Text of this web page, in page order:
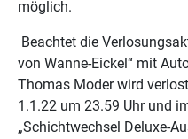
möglich.
Beachtet die
von Wanne-Eickel“ mit
Thomas Moder wird
1.1.22 um 23.59 Uhr und
„Schichtwechsel Deluxe-